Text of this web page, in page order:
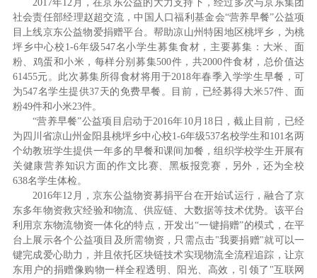
2017年12月，在京东公益的大力支持下，经过多次与京东集团
社会责任部经理赵超交流，中国人口福利基金会“营养早餐”公益项
目上线京东公益物爱捐赠平台。帮助凉山州特困地区桃坪乡，为桃
坪乡中心校1-6年级547名小学生募集食材，主要募集：大米、面
粉、鸡蛋和小米，每样分别募集500件，共2000件食材，总价值达
61455元。此次募集所得食材将用于2018年春季入学学生早餐，可
为547名学生提供37天的免费早餐。目前，已经募得大米57件、面
粉49件和小米23件。
“营养早餐”公益项目启动于2016年10月18日，截止目前，已经
为四川省凉山州金阳县桃坪乡中心校1-6年级537名校学生和101名两
个幼教班学生提供一年多的早餐和课间加餐，组织学校学生开展有
关健康营养知识方面的作文比赛、黑板报竞赛，另外，还为全校
638名学生体检。
2016年12月，京东公益物资募捐平台在开始试运行，融合了京
东多年物资救灾经验和物流、供应链、大数据等技术优势。该平台
利用京东物流物资一体化的特点，开发出“一键捐赠”的模式，在平
台上展示各个公益项目及所需物资，只需点击"我要捐赠"就可以一
键完成爱心助力，并且依托区块链技术实现物流全流程追踪，让京
东用户的捐赠像购物一样全程透明、阳光、高效，引领了"互联网